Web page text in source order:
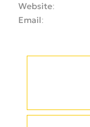
Website
Email